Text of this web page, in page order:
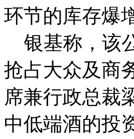
环节的库存爆
银基称，该
抢占大众及商
席兼行政总裁
中低端酒的投